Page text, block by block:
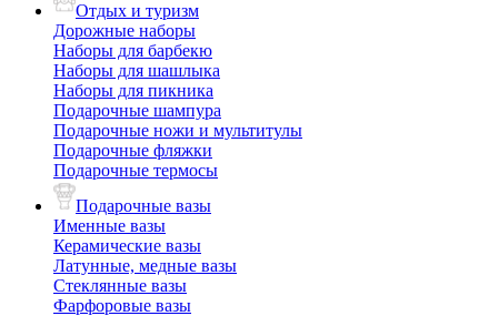
Отдых и туризм
Дорожные наборы
Наборы для барбекю
Наборы для шашлыка
Наборы для пикника
Подарочные шампура
Подарочные ножи и мультитулы
Подарочные фляжки
Подарочные термосы
Подарочные вазы
Именные вазы
Керамические вазы
Латунные, медные вазы
Стеклянные вазы
Фарфоровые вазы